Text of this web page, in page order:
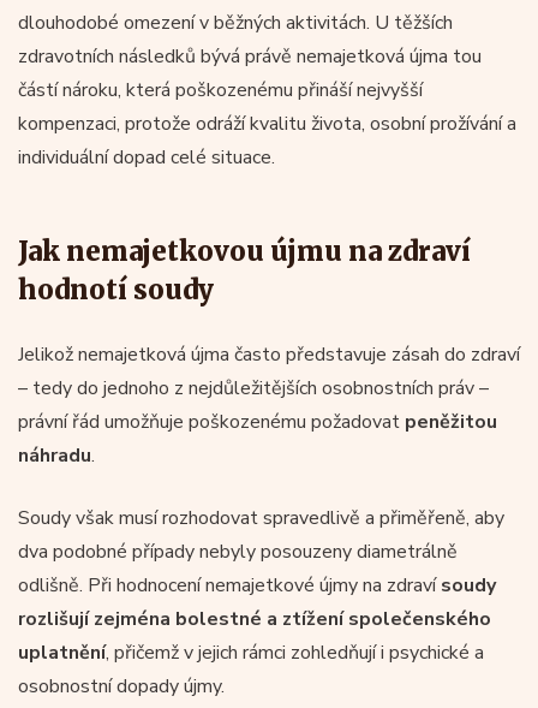
dlouhodobé omezení v běžných aktivitách. U těžších
zdravotních následků bývá právě nemajetková újma tou
částí nároku, která poškozenému přináší nejvyšší
kompenzaci, protože odráží kvalitu života, osobní prožívání a
individuální dopad celé situace.
Jak nemajetkovou újmu na zdraví
hodnotí soudy
Jelikož nemajetková újma často představuje zásah do zdraví
– tedy do jednoho z nejdůležitějších osobnostních práv –
právní řád umožňuje poškozenému požadovat peněžitou
náhradu.
Soudy však musí rozhodovat spravedlivě a přiměřeně, aby
dva podobné případy nebyly posouzeny diametrálně
odlišně. Při hodnocení nemajetkové újmy na zdravísoudy
rozlišují zejména bolestné a ztížení společenského
uplatnění, přičemž v jejich rámci zohledňují i psychické a
osobnostní dopady újmy.